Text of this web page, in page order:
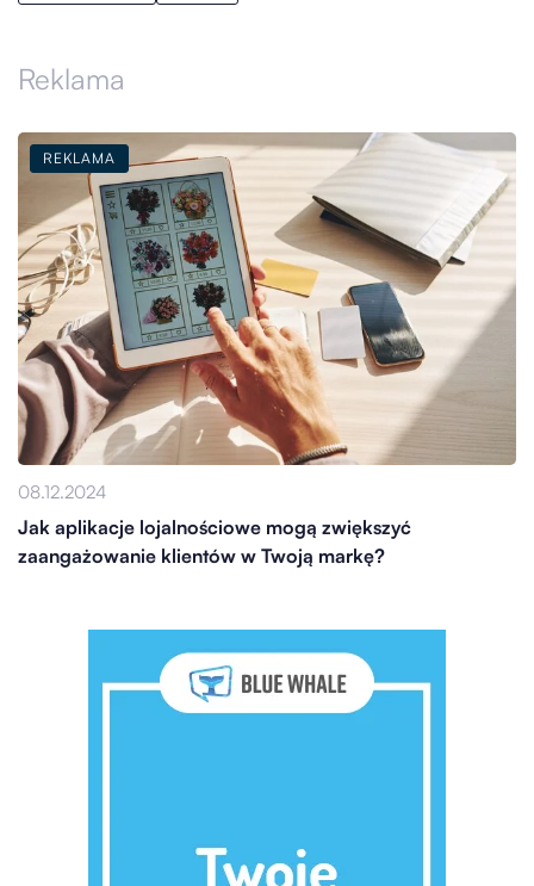
Reklama
REKLAMA
08.12.2024
Jak aplikacje lojalnościowe mogą zwiększyć
zaangażowanie klientów w Twoją markę?